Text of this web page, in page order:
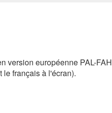
version européenne PAL-FAH
français à l'écran).